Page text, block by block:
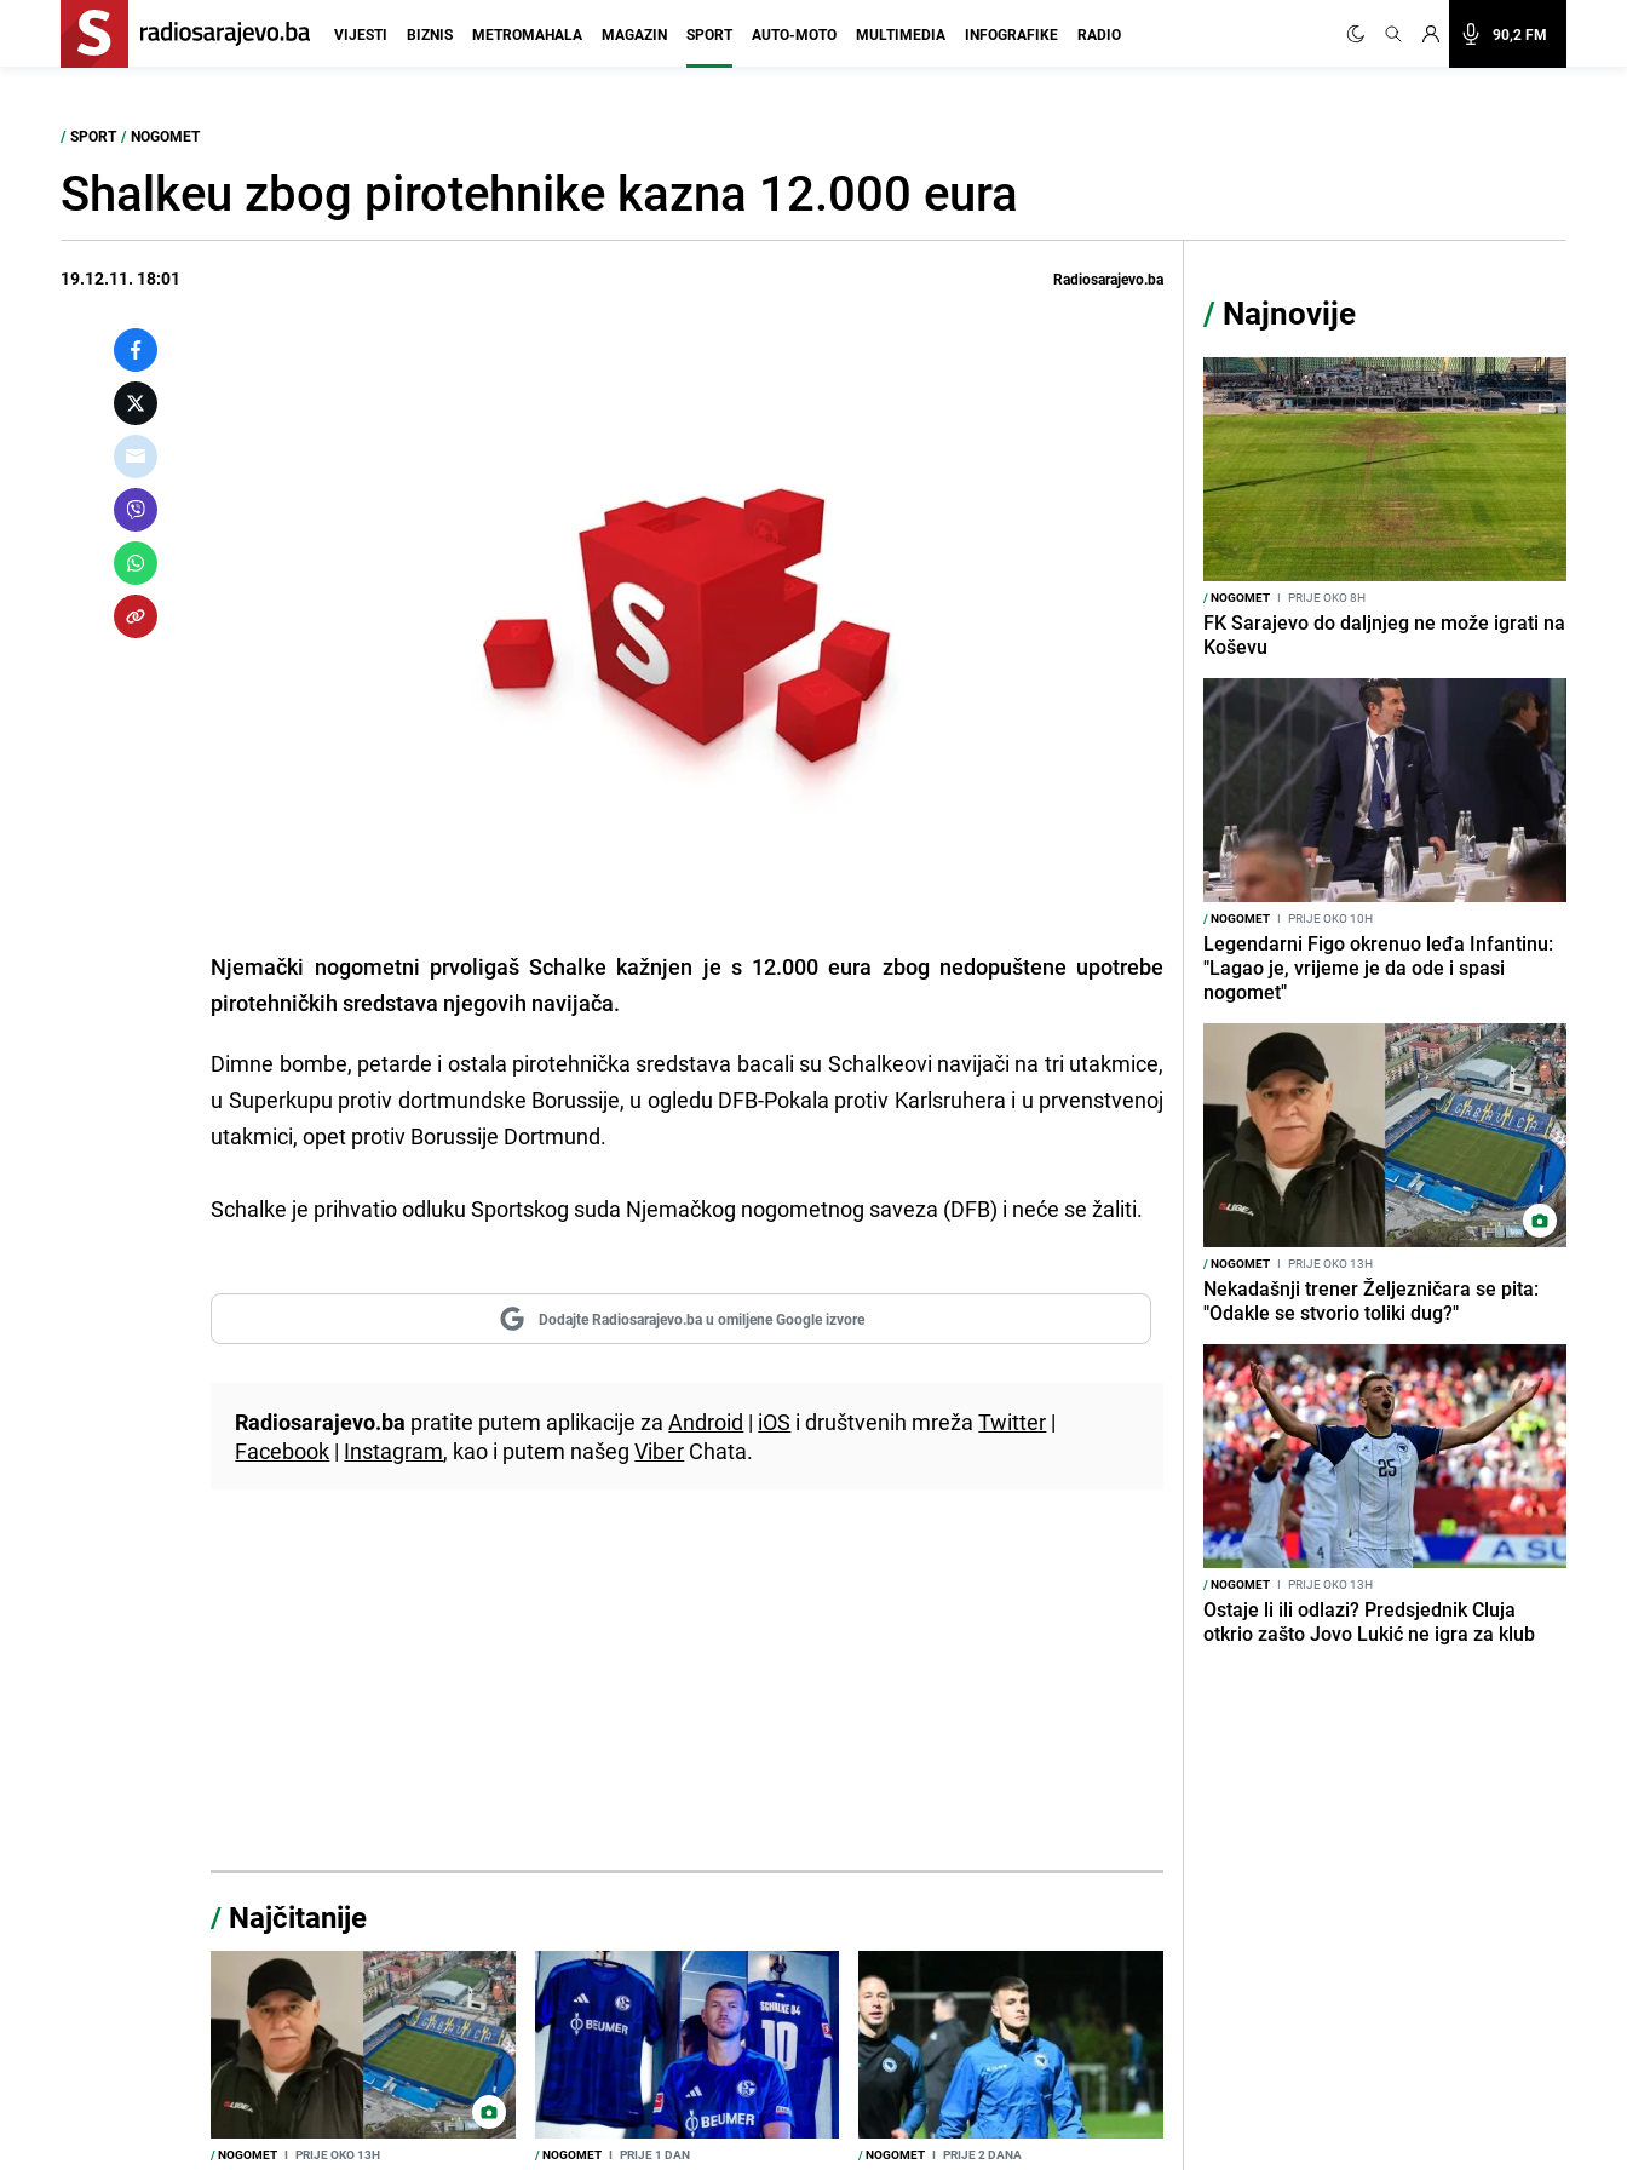
90,2 FM
VIJESTI BIZNIS METROMAHALA MAGAZIN SPORT AUTO-MOTO MULTIMEDIA INFOGRAFIKE RADIO
/ SPORT / NOGOMET
Shalkeu zbog pirotehnike kazna 12.000 eura
19.12.11. 18:01 Radiosarajevo.ba
Njemački nogometni prvoligaš Schalke kažnjen je s 12.000 eura zbog nedopuštene upotrebe
pirotehničkih sredstava njegovih navijača.
Dimne bombe, petarde i ostala pirotehnička sredstava bacali su Schalkeovi navijači na tri utakmice,
u Superkupu protiv dortmundske Borussije, u ogledu DFB-Pokala protiv Karlsruhera i u prvenstvenoj
utakmici, opet protiv Borussije Dortmund.
Schalke je prihvatio odluku Sportskog suda Njemačkog nogometnog saveza (DFB) i neće se žaliti.
Dodajte Radiosarajevo.ba u omiljene Google izvore
Radiosarajevo.ba pratite putem aplikacije zaAndroid | iOS i društvenih mrežaTwitter |
Facebook | Instagram, kao i putem našegViber Chata.
/ Najčitanije
/NOGOMET I PRIJE OKO 13H /NOGOMET I PRIJE 1 DAN /NOGOMET I PRIJE 2 DANA
/ Najnovije
/NOGOMET I PRIJE OKO 8H
FK Sarajevo do daljnjeg ne može igrati na
Koševu
/NOGOMET I PRIJE OKO 10H
Legendarni Figo okrenuo leđa Infantinu:
"Lagao je, vrijeme je da ode i spasi
nogomet"
/NOGOMET I PRIJE OKO 13H
Nekadašnji trener Željezničara se pita:
"Odakle se stvorio toliki dug?"
/NOGOMET I PRIJE OKO 13H
Ostaje li ili odlazi? Predsjednik Cluja
otkrio zašto Jovo Lukić ne igra za klub